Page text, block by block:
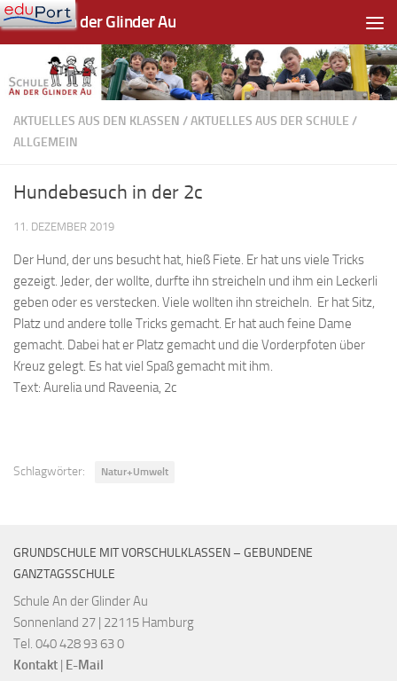
Zum Inhalt springen
Schule An der Glinder Au
AKTUELLES AUS DEN KLASSEN /AKTUELLES AUS DER SCHULE /
ALLGEMEIN
Hundebesuch in der 2c
11. DEZEMBER 2019
Der Hund, der uns besucht hat, hieß Fiete. Er hat uns viele Tricks
gezeigt. Jeder, der wollte, durfte ihn streicheln und ihm ein Leckerli
geben oder es verstecken. Viele wollten ihn streicheln. Er hat Sitz,
Platz und andere tolle Tricks gemacht. Er hat auch feine Dame
gemacht. Dabei hat er Platz gemacht und die Vorderpfoten über
Kreuz gelegt. Es hat viel Spaß gemacht mit ihm.
Text: Aurelia und Raveenia, 2c
Schlagwörter: Natur+Umwelt
GRUNDSCHULE MIT VORSCHULKLASSEN – GEBUNDENE
GANZTAGSSCHULE
Schule An der Glinder Au
Sonnenland 27 | 22115 Hamburg
Tel. 040 428 93 63 0
Kontakt | E-Mail